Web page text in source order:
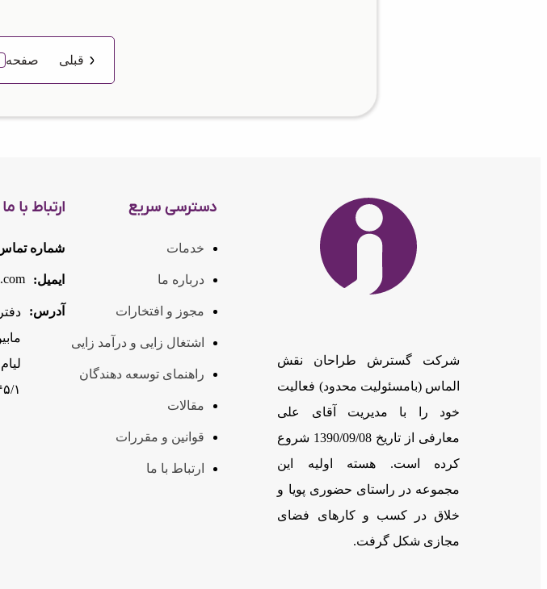
قبلی صفحه
شرکت گسترش طراحان نقش
الماس (بامسئوليت محدود) فعالیت
خود را با مدیریت آقای علی
معارفی از تاریخ 1390/09/08 شروع
کرده است. هسته اولیه این
مجموعه در راستای حضوری پویا و
خلاق در کسب و کارهای فضای
مجازی شکل گرفت.
دسترسی سریع
خدمات
درباره ما
مجوز و افتخارات
اشتغال زایی و درآمد زایی
راهنمای توسعه دهندگان
مقالات
قوانین و مقررات
ارتباط با ما
ارتباط با ما
شماره
ایمیل:
آدرس:
۴۵/۱ ، کد پستی: